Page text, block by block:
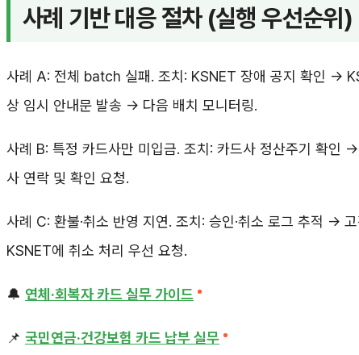
사례 기반 대응 절차 (실행 우선순위)
사례 A: 전체 batch 실패. 조치: KSNET 장애 공지 확인 →
상 임시 안내문 발송 → 다음 배치 모니터링.
사례 B: 특정 카드사만 미입금. 조치: 카드사 정산주기 확
사 연락 및 확인 요청.
사례 C: 환불·취소 반영 지연. 조치: 승인·취소 로그 추적 →
KSNET에 취소 처리 우선 요청.
🔔 연체·회복자 카드 실무 가이드
📌 국민연금·건강보험 카드 납부 실무